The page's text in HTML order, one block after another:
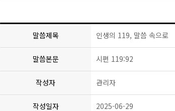
말씀제목 인생의 119, 말씀 속으로
말씀본문 시편 119:92
작성자 관리자
작성일자 2025-06-29